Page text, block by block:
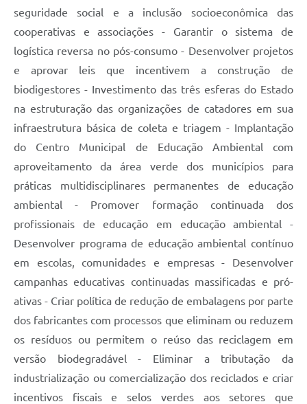
seguridade social e a inclusão socioeconômica das
cooperativas e associações - Garantir o sistema de
logística reversa no pós-consumo - Desenvolver projetos
e aprovar leis que incentivem a construção de
biodigestores - Investimento das três esferas do Estado
na estruturação das organizações de catadores em sua
infraestrutura básica de coleta e triagem - Implantação
do Centro Municipal de Educação Ambiental com
aproveitamento da área verde dos municípios para
práticas multidisciplinares permanentes de educação
ambiental - Promover formação continuada dos
profissionais de educação em educação ambiental -
Desenvolver programa de educação ambiental contínuo
em escolas, comunidades e empresas - Desenvolver
campanhas educativas continuadas massificadas e pró-
ativas - Criar política de redução de embalagens por parte
dos fabricantes com processos que eliminam ou reduzem
os resíduos ou permitem o reúso das reciclagem em
versão biodegradável - Eliminar a tributação da
industrialização ou comercialização dos reciclados e criar
incentivos fiscais e selos verdes aos setores que